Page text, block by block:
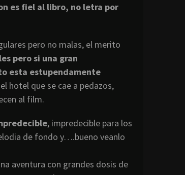
es fiel al libro, no letra por
pero no malas, el merito
pero si una gran
esta estupendamente
hotel que se cae a pedazos,
al film.
, impredecible para los
de fondo y….bueno veanlo
aventura con grandes dosis de